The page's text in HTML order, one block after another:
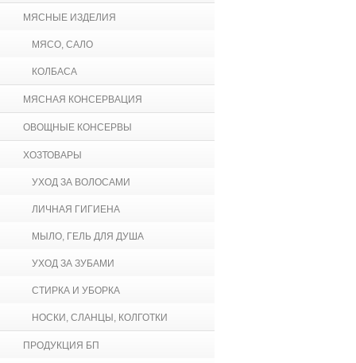
МЯСНЫЕ ИЗДЕЛИЯ
МЯСО, САЛО
КОЛБАСА
МЯСНАЯ КОНСЕРВАЦИЯ
ОВОЩНЫЕ КОНСЕРВЫ
ХОЗТОВАРЫ
УХОД ЗА ВОЛОСАМИ
ЛИЧНАЯ ГИГИЕНА
МЫЛО, ГЕЛЬ ДЛЯ ДУША
УХОД ЗА ЗУБАМИ
СТИРКА И УБОРКА
НОСКИ, СЛАНЦЫ, КОЛГОТКИ
ПРОДУКЦИЯ БП